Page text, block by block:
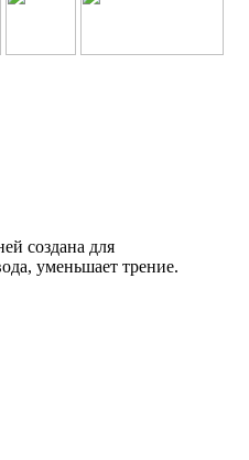
создана для
уменьшает трение.